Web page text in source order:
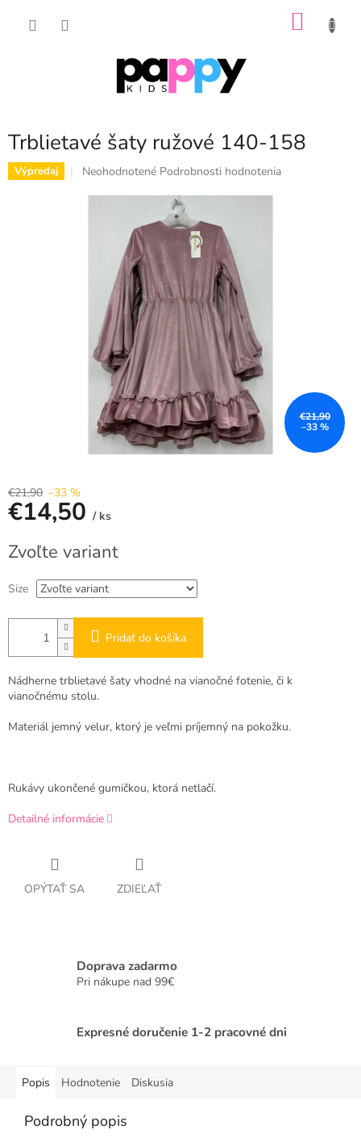
Trblietavé šaty ružové 140-158
Výpredaj
Priemerné
hviezdičiek.
Neohodnotené Podrobnosti hodnotenia
€21,90
–33 %
€21,90 –33 %
€14,50 / ks
cena:
Zvoľte variant
Size
Pridať do košíka
Nádherne trblietavé šaty vhodné na vianočné fotenie, či k
vianočnému stolu.
Materiál jemný velur, ktorý je veľmi príjemný na pokožku.
Rukávy ukončené gumičkou, ktorá netlačí.
Detailné informácie
OPÝTAŤ SA ZDIEĽAŤ
Doprava zadarmo
Pri nákupe nad 99€
Expresné doručenie 1-2 pracovné dni
Popis Hodnotenie Diskusia
Podrobný popis